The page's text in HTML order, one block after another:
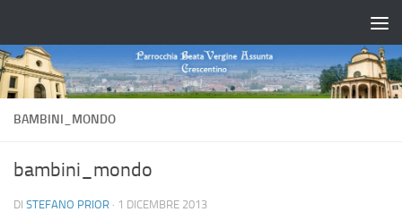
BAMBINI_MONDO
bambini_mondo
DI STEFANO PRIOR · 1 DICEMBRE 2013